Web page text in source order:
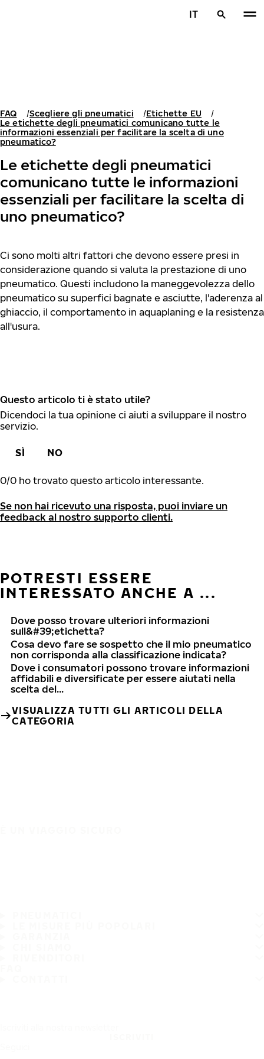
IT
FAQ Scegliere gli pneumatici
Etichette EU
Le etichette degli pneumatici comunicano tutte le
informazioni essenziali per facilitare la scelta di uno
pneumatico?
Le etichette degli pneumatici
comunicano tutte le informazioni
essenziali per facilitare la scelta di
uno pneumatico?
Ci sono molti altri fattori che devono essere presi in
considerazione quando si valuta la prestazione di uno
pneumatico. Questi includono la maneggevolezza dello
pneumatico su superfici bagnate e asciutte, l'aderenza al
ghiaccio, il comportamento in aquaplaning e la resistenza
all'usura.
Questo articolo ti è stato utile?
Dicendoci la tua opinione ci aiuti a sviluppare il nostro
servizio.
SÌ NO
0/0 ho trovato questo articolo interessante.
Se non hai ricevuto una risposta, puoi inviare un
feedback al nostro supporto clienti.
POTRESTI ESSERE
INTERESSATO ANCHE A ...
Dove posso trovare ulteriori informazioni
sull&#39;etichetta?
Cosa devo fare se sospetto che il mio pneumatico
non corrisponda alla classificazione indicata?
Dove i consumatori possono trovare informazioni
affidabili e diversificate per essere aiutati nella
scelta del...
VISUALIZZA TUTTI GLI ARTICOLI DELLA
CATEGORIA